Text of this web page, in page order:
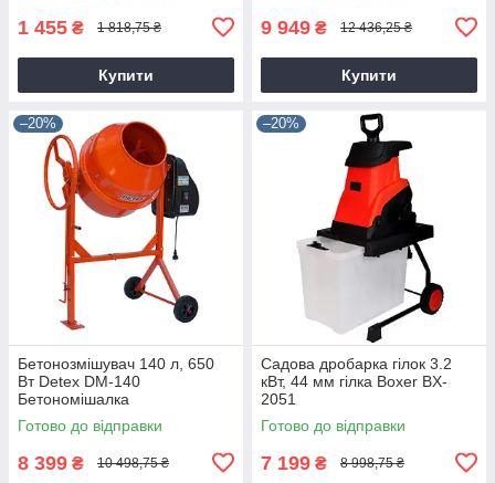
1 455 ₴ 1 818,75 ₴
Купити
9 949 ₴ 12 436,25 ₴
Купити
–20%
Бетонозмішувач 140 л, 650
Вт Detex DM-140
Бетономішалка
Готово до відправки
8 399 ₴ 10 498,75 ₴
–20%
Садова дробарка гілок 3.2
кВт, 44 мм гілка Boxer BX-
2051
Готово до відправки
7 199 ₴ 8 998,75 ₴